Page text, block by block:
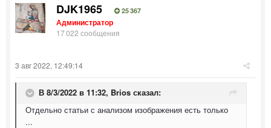
DJK1965 25 367
Администратор
17 022 сообщения
3 авг 2022, 12:49:14
В 8/3/2022 в 11:32, Brios сказал:
Отдельно статьи с анализом изображения есть только
...